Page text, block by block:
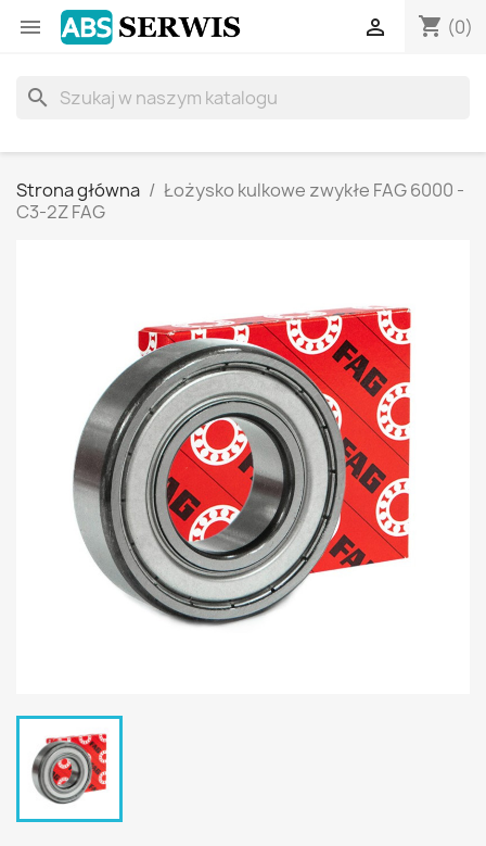
 shopping_cart (0)

search
Strona główna
Łożysko kulkowe zwykłe FAG 6000 -
C3-2Z FAG